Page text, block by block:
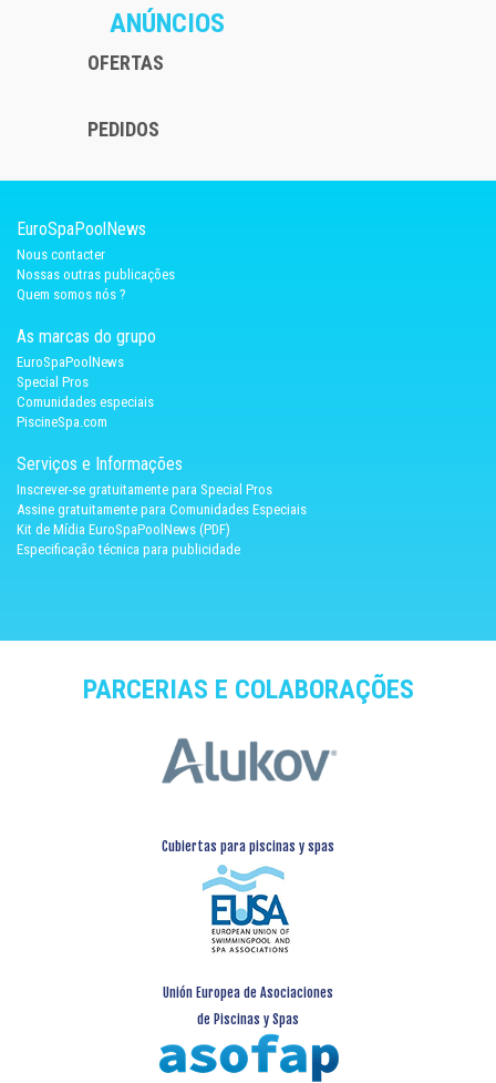
ANÚNCIOS
OFERTAS
PEDIDOS
EuroSpaPoolNews
Nous contacter
Nossas outras publicações
Quem somos nós ?
As marcas do grupo
EuroSpaPoolNews
Special Pros
Comunidades especiais
PiscineSpa.com
Serviços e Informações
Inscrever-se gratuitamente para Special Pros
Assine gratuitamente para Comunidades Especiais
Kit de Mídia EuroSpaPoolNews (PDF)
Especificação técnica para publicidade
PARCERIAS E COLABORAÇÕES
Cubiertas para piscinas y spas
Unión Europea de Asociaciones
de Piscinas y Spas